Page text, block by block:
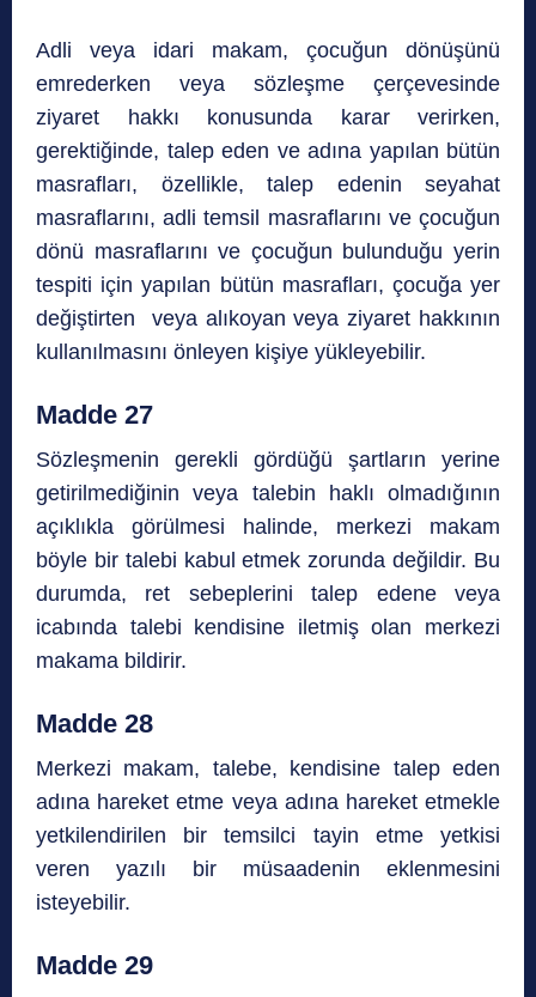
Adli veya idari makam, çocuğun dönüşünü
emrederken veya sözleşme çerçevesinde
ziyaret hakkı konusunda karar verirken,
gerektiğinde, talep eden ve adına yapılan bütün
masrafları, özellikle, talep edenin seyahat
masraflarını, adli temsil masraflarını ve çocuğun
dönü masraflarını ve çocuğun bulunduğu yerin
tespiti için yapılan bütün masrafları, çocuğa yer
değiştirten veya alıkoyan veya ziyaret hakkının
kullanılmasını önleyen kişiye yükleyebilir.
Madde 27
Sözleşmenin gerekli gördüğü şartların yerine
getirilmediğinin veya talebin haklı olmadığının
açıklıkla görülmesi halinde, merkezi makam
böyle bir talebi kabul etmek zorunda değildir. Bu
durumda, ret sebeplerini talep edene veya
icabında talebi kendisine iletmiş olan merkezi
makama bildirir.
Madde 28
Merkezi makam, talebe, kendisine talep eden
adına hareket etme veya adına hareket etmekle
yetkilendirilen bir temsilci tayin etme yetkisi
veren yazılı bir müsaadenin eklenmesini
isteyebilir.
Madde 29